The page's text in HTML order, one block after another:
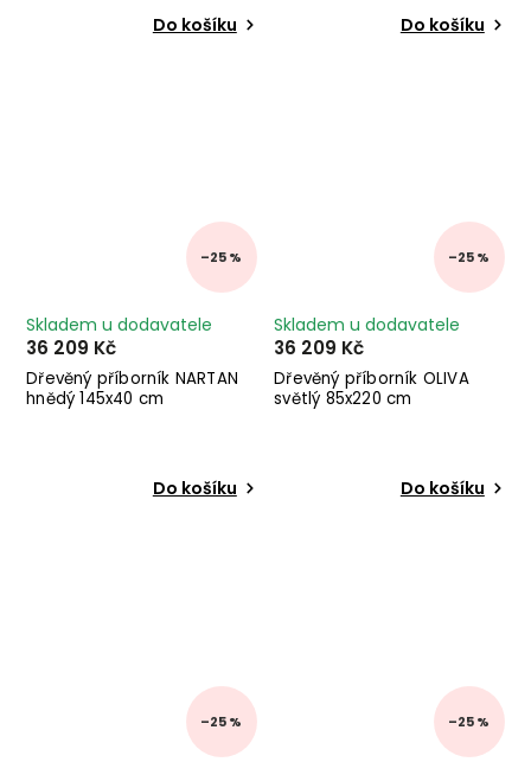
Do košíku Do košíku
–25 %
Dřevěný příborník NARTAN
hnědý 145x40 cm
Skladem u dodavatele
36 209 Kč
Do košíku
–25 %
Dřevěný příborník OLIVA
světlý 85x220 cm
Skladem u dodavatele
36 209 Kč
Do košíku
–25 % –25 %